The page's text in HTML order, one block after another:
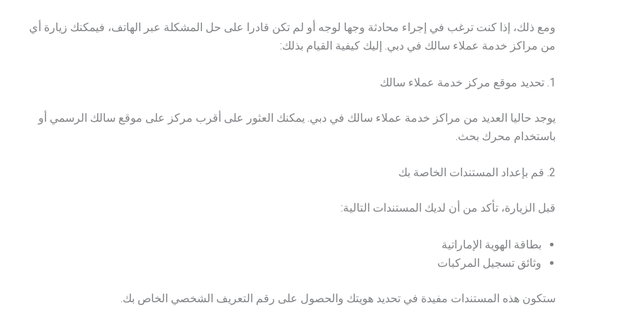
ومع ذلك، إذا كنت ترغب في إجراء محادثة وجها لوجه أو لم تكن قادرا على حل المشكلة عبر الهاتف، فيمكنك زيارة أي
من مراكز خدمة عملاء سالك في دبي. إليك كيفية القيام بذلك:
1. تحديد موقع مركز خدمة عملاء سالك
يوجد حاليا العديد من مراكز خدمة عملاء سالك في دبي. يمكنك العثور على أقرب مركز على موقع سالك الرسمي أو
باستخدام محرك بحث.
2. قم بإعداد المستندات الخاصة بك
قبل الزيارة، تأكد من أن لديك المستندات التالية:
بطاقة الهوية الإماراتية
وثائق تسجيل المركبات
ستكون هذه المستندات مفيدة في تحديد هويتك والحصول على رقم التعريف الشخصي الخاص بك.